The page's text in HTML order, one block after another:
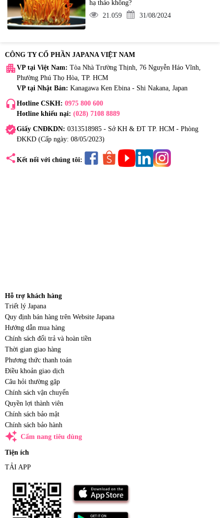
hạ thảo không?
21.059
31/08/2024
CÔNG TY CỔ PHẦN JAPANA VIỆT NAM
apartment VP tại Việt Nam: Tòa Nhà Trường Thịnh, 76 Nguyễn Háo Vĩnh,
Phường Phú Thọ Hòa, TP. HCM
VP tại Nhật Bản: Kanagawa Ken Ebina - Shi Nakana, Japan
headset_mic Hotline CSKH: 0975 800 600
Hotline khiếu nại: (028) 7108 8889
verifiedGiấy CNĐKDN: 0313518985 - Sở KH & ĐT TP. HCM - Phòng
ĐKKD (Cấp ngày: 08/05/2023)
share Kết nối với chúng tôi:
Hỗ trợ khách hàng
Triết lý Japana
Quy định bán hàng trên Website Japana
Hướng dẫn mua hàng
Chính sách đổi trả và hoàn tiền
Thời gian giao hàng
Phương thức thanh toán
Điều khoản giao dịch
Câu hỏi thường gặp
Chính sách vận chuyển
Quyền lợi thành viên
Chính sách bảo mật
Chính sách bảo hành
auto_awesome Cẩm nang tiêu dùng
Tiện ích
TẢI APP